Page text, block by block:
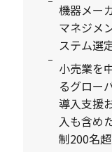
機器メー
マネジメ
ステム選
小売業を
るグロー
導入支援
入も含め
制200名